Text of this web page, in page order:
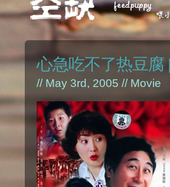
心急吃不了热豆腐
// May 3rd, 2005 // Movie